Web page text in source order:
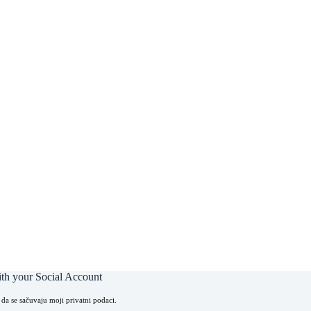
your Social Account
se sačuvaju moji privatni podaci.